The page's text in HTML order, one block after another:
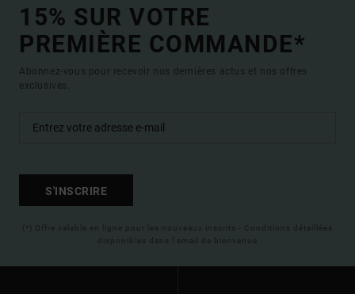
15% SUR VOTRE
PREMIÈRE COMMANDE*
Abonnez-vous pour recevoir nos dernières actus et nos offres
exclusives.
S'INSCRIRE
(*) Offre valable en ligne pour les nouveaux inscrits - Conditions détaillées
disponibles dans l'email de bienvenue